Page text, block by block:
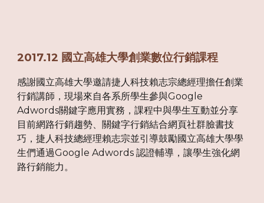
2017.12 國立高雄大學創業數位行銷課程
感謝國立高雄大學邀請捷人科技賴志宗總經理擔任創業
行銷講師，現場來自各系所學生參與Google
Adwords關鍵字應用實務，課程中與學生互動並分享
目前網路行銷趨勢、關鍵字行銷結合網頁社群臉書技
巧，捷人科技總經理賴志宗並引導鼓勵國立高雄大學學
生們通過Google Adwords 認證輔導，讓學生強化網
路行銷能力。